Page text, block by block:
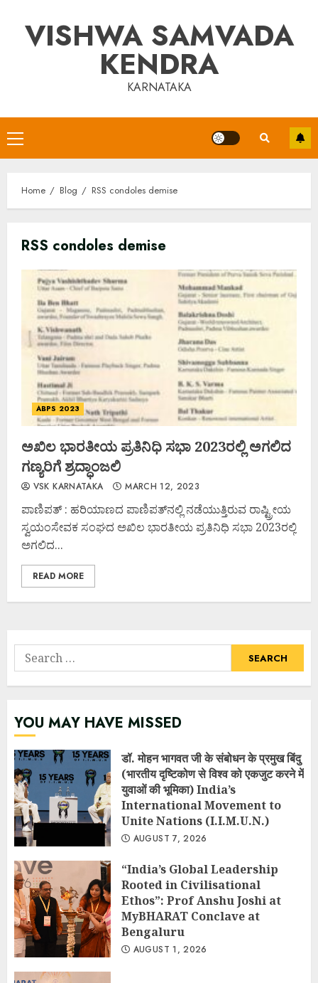
contentVISHWA SAMVADA
KENDRA
KARNATAKA
Primary
Menu
Home Blog RSS condoles demise
RSS condoles demise
ABPS 2023
ಅಖಿಲ ಭಾರತೀಯ ಪ್ರತಿನಿಧಿ ಸಭಾ 2023ರಲ್ಲಿ ಅಗಲಿದ
ಗಣ್ಯರಿಗೆ ಶ್ರದ್ಧಾಂಜಲಿ
VSK KARNATAKA MARCH 12, 2023
ಪಾಣಿಪತ್ : ಹರಿಯಾಣದ ಪಾಣಿಪತ್‌ನಲ್ಲಿ ನಡೆಯುತ್ತಿರುವ ರಾಷ್ಟ್ರೀಯ
ಸ್ವಯಂಸೇವಕ ಸಂಘದ ಅಖಿಲ ಭಾರತೀಯ ಪ್ರತಿನಿಧಿ ಸಭಾ 2023ರಲ್ಲಿ
ಅಗಲಿದ...
READ MORE
Search
for:
YOU MAY HAVE MISSED
डॉ. मोहन भागवत जी के संबोधन के प्रमुख बिंदु
(भारतीय दृष्टिकोण से विश्व को एकजुट करने में
युवाओं की भूमिका) India’s
International Movement to
Unite Nations (I.I.M.U.N.)
AUGUST 7, 2026
“India’s Global Leadership
Rooted in Civilisational
Ethos”: Prof Anshu Joshi at
MyBHARAT Conclave at
Bengaluru
AUGUST 1, 2026